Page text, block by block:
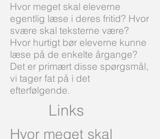
Hvor meget skal eleverne
egentlig læse i deres fritid? Hvor
svære skal teksterne være?
Hvor hurtigt bør eleverne kunne
læse på de enkelte årgange?
Det er primært disse spørgsmål,
vi tager fat på i det
efterfølgende.
Hvor meget skal
Links